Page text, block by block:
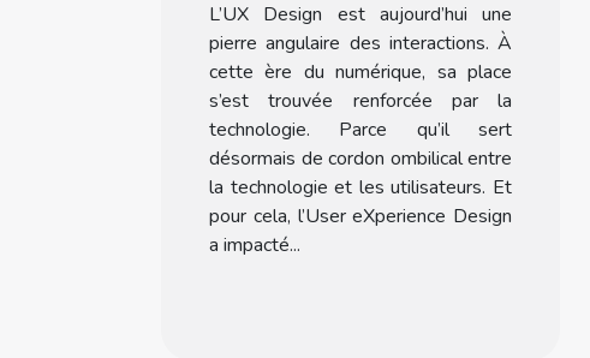
Design ?
L’UX Design est aujourd’hui une
pierre angulaire des interactions. À
cette ère du numérique, sa place
s’est trouvée renforcée par la
technologie. Parce qu’il sert
désormais de cordon ombilical entre
la technologie et les utilisateurs. Et
pour cela, l’User eXperience Design
a impacté...